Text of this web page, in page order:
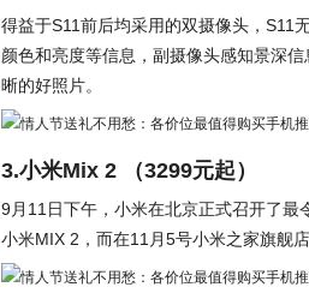
得益于S11前后均采用的双摄像头，S11
颜色和亮度等信息，副摄像头感知景深
晰的好照片。
3.小米Mix 2 （3299元起）
9月11日下午，小米在北京正式召开了最
小米MIX 2，而在11月5号小米之家旗舰